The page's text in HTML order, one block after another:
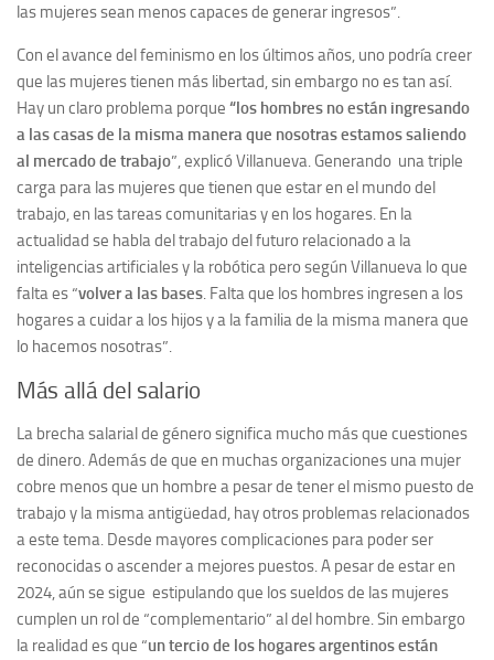
las mujeres sean menos capaces de generar ingresos”.
Con el avance del feminismo en los últimos años, uno podría creer
que las mujeres tienen más libertad, sin embargo no es tan así.
Hay un claro problema porque “los hombres no están ingresando
a las casas de la misma manera que nosotras estamos saliendo
al mercado de trabajo”, explicó Villanueva. Generando una triple
carga para las mujeres que tienen que estar en el mundo del
trabajo, en las tareas comunitarias y en los hogares. En la
actualidad se habla del trabajo del futuro relacionado a la
inteligencias artificiales y la robótica pero según Villanueva lo que
falta es “volver a las bases. Falta que los hombres ingresen a los
hogares a cuidar a los hijos y a la familia de la misma manera que
lo hacemos nosotras”.
Más allá del salario
La brecha salarial de género significa mucho más que cuestiones
de dinero. Además de que en muchas organizaciones una mujer
cobre menos que un hombre a pesar de tener el mismo puesto de
trabajo y la misma antigüedad, hay otros problemas relacionados
a este tema. Desde mayores complicaciones para poder ser
reconocidas o ascender a mejores puestos. A pesar de estar en
2024, aún se sigue estipulando que los sueldos de las mujeres
cumplen un rol de “complementario” al del hombre. Sin embargo
la realidad es que “un tercio de los hogares argentinos están